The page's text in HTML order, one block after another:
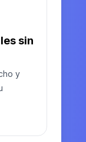
sin
y